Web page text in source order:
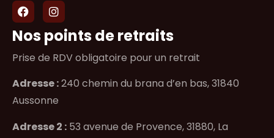
Nos points de retraits
Prise de RDV obligatoire pour un retrait
Adresse :240 chemin du brana d’en bas, 31840
Aussonne
Adresse 2 : 53 avenue de Provence, 31880, La